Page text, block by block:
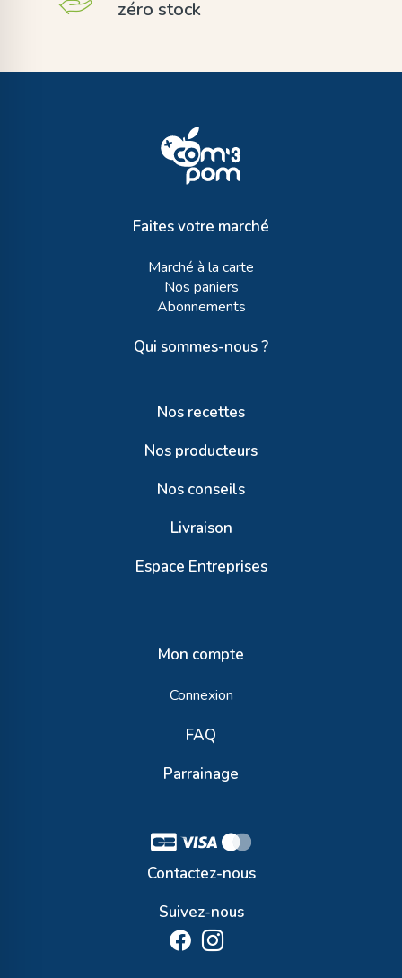
zéro stock
Faites votre marché
Marché à la carte
Nos paniers
Abonnements
Qui sommes-nous ?
Nos recettes
Nos producteurs
Nos conseils
Livraison
Espace Entreprises
Mon compte
Connexion
FAQ
Parrainage
Contactez-nous
Suivez-nous